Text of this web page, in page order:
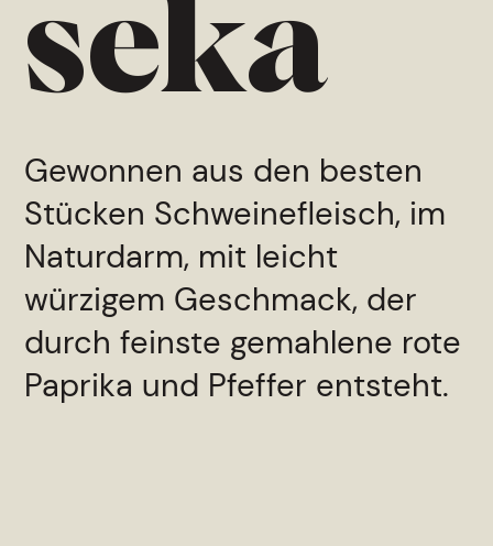
seka
Gewonnen aus den besten
Stücken Schweinefleisch, im
Naturdarm, mit leicht
würzigem Geschmack, der
durch feinste gemahlene rote
Paprika und Pfeffer entsteht.